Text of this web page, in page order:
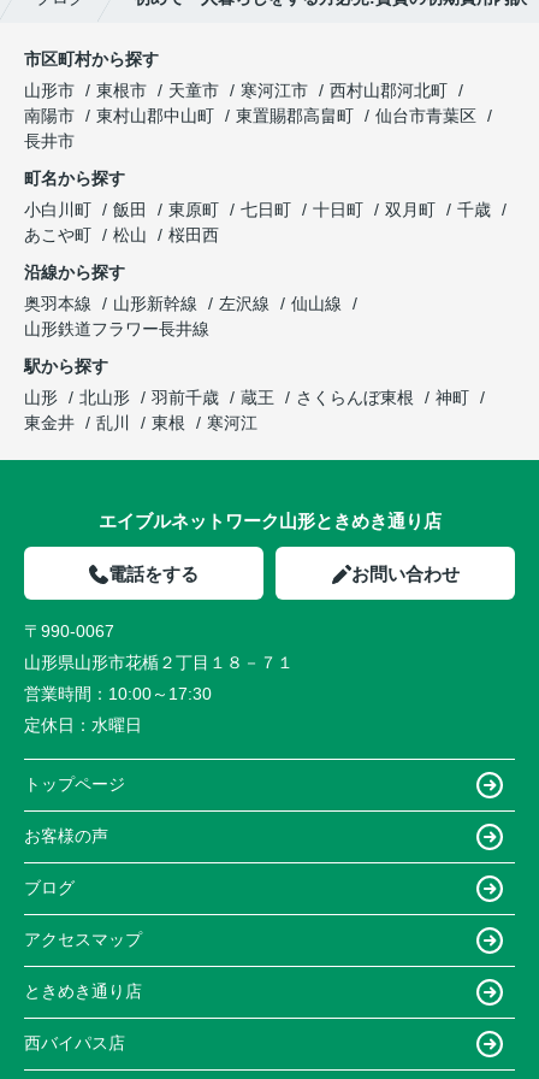
市区町村から探す
山形市
東根市 天童市 寒河江市
西村山郡河北町
南陽市
東村山郡中山町 東置賜郡高畠町
仙台市青葉区
長井市
町名から探す
小白川町
飯田 東原町 七日町 十日町 双月町
千歳
あこや町
松山
桜田西
沿線から探す
奥羽本線
山形新幹線 左沢線
仙山線
山形鉄道フラワー長井線
駅から探す
山形
北山形 羽前千歳 蔵王 さくらんぼ東根
神町
東金井
乱川 東根 寒河江
エイブルネットワーク山形ときめき通り店
電話をする お問い合わせ
〒990-0067
山形県山形市花楯２丁目１８－７１
営業時間： 10:00～17:30
定休日： 水曜日
トップページ
お客様の声
ブログ
アクセスマップ
ときめき通り店
西バイパス店